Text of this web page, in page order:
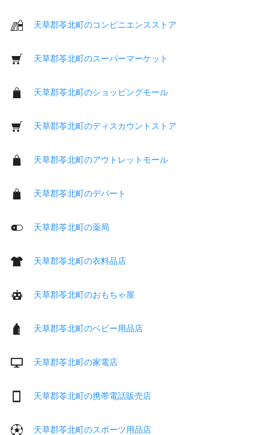
天草郡苓北町のコンビニエンスストア
天草郡苓北町のスーパーマーケット
天草郡苓北町のショッピングモール
天草郡苓北町のディスカウントストア
天草郡苓北町のアウトレットモール
天草郡苓北町のデパート
天草郡苓北町の薬局
天草郡苓北町の衣料品店
天草郡苓北町のおもちゃ屋
天草郡苓北町のベビー用品店
天草郡苓北町の家電店
天草郡苓北町の携帯電話販売店
天草郡苓北町のスポーツ用品店